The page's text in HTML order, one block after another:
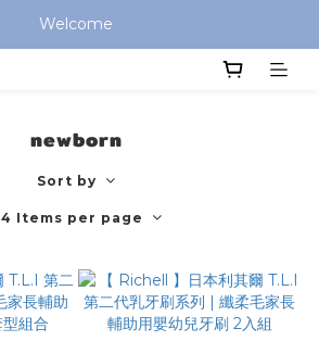
僅提供台灣本島區域，外島地區請洽客服)
Welcome
提供台灣本島區域，外島地區請洽客服)
newborn
Sort by
Items per page